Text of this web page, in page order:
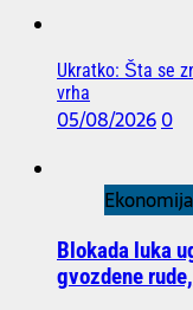
Ukratko: Šta se
vrha
05/08/20260
Ekonomija
Blokada luka
gvozdene